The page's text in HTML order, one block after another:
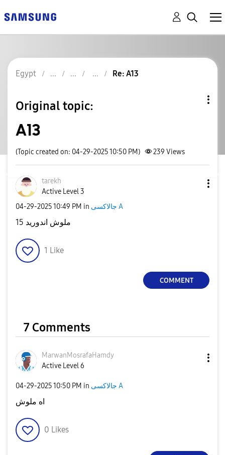
Egypt Re: A13
Original topic:
A13
(Topic created on: 04-29-2025 10:50 PM) 239 Views
tarekh
Active Level 3
‎04-29-202510:49 PM in جالاكسى A
ملوش اندوريد 15
1 Like
COMMENT
7 Comments
MarwanMosrafaHamdy
Active Level 6
‎04-29-202510:50 PM in جالاكسى A
اه ملوش
0 Likes